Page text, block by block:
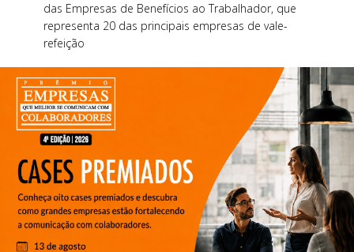
das Empresas de Benefícios ao Trabalhador, que
representa 20 das principais empresas de vale-
refeição